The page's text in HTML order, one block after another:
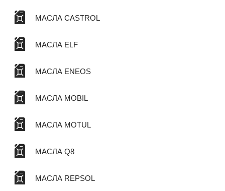
МАСЛА CASTROL
МАСЛА ELF
МАСЛА ENEOS
МАСЛА MOBIL
МАСЛА MOTUL
МАСЛА Q8
МАСЛА REPSOL